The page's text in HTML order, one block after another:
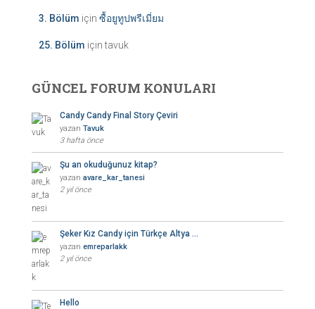
3. Bölüm için ซื้อยูทูปพรีเมี่ยม
25. Bölüm içintavuk
GÜNCEL FORUM KONULARI
Candy Candy Final Story Çeviri
yazan Tavuk
3 hafta önce
Şu an okuduğunuz kitap?
yazan avare_kar_tanesi
2 yıl önce
Şeker Kız Candy için Türkçe Altya …
yazan emreparlakk
2 yıl önce
Hello